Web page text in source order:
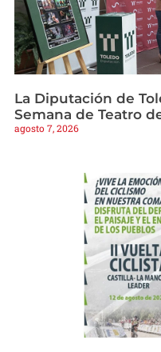
La Diputación de
Semana de Teatro
agosto 7, 2026